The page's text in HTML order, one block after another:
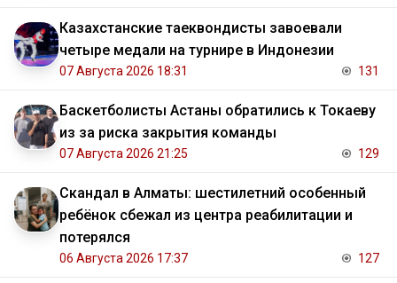
Казахстанские таеквондисты завоевали
четыре медали на турнире в Индонезии
07 Августа 2026 18:31 131
Баскетболисты Астаны обратились к Токаеву
из за риска закрытия команды
07 Августа 2026 21:25 129
Скандал в Алматы: шестилетний особенный
ребёнок сбежал из центра реабилитации и
потерялся
06 Августа 2026 17:37 127